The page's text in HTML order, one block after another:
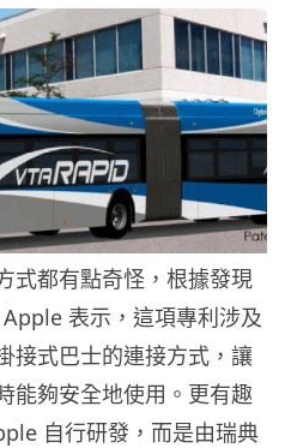
式都有點奇怪，根據發現
表示，這項專利涉及
接式巴士的連接方式，讓
能夠安全地使用。更有趣
自行研發，而是由瑞典